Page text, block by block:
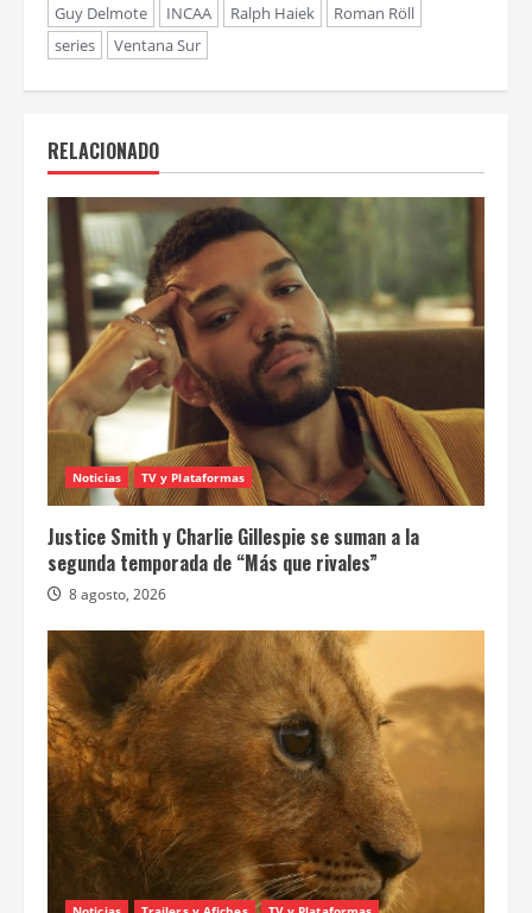
Guy Delmote
INCAA Ralph Haiek
Roman Röll
series
Ventana Sur
RELACIONADO
Noticias TV y Plataformas
Justice Smith y Charlie Gillespie se suman a la
segunda temporada de “Más que rivales”
8 agosto, 2026